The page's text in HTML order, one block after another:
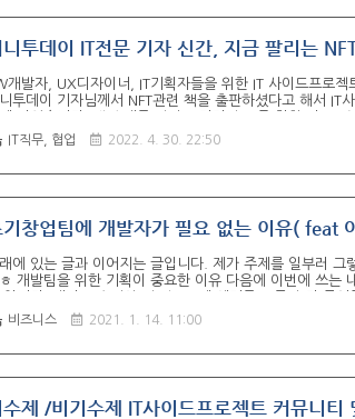
니투데이 IT전문 기자 신간, 지금 팔리는
개발자, UX디자이너, IT기획자들을 위한 IT 사이드프로
투데이 기자님께서 NFT관련 책을 출판하셨다고 해서 IT
는 하지만 제 주위에 있는 NFT 강사님들조차도 이 책 저
신뢰도와 인지도가 받쳐주시는 작가님입니다. NFT라고
IT직무, 협업 2022. 4. 30. 22:50
창업팀에 개발자가 필요 없는 이유( feat
에 있는 글과 이어지는 글입니다. 제가 주제를 일부러
ㅎ 개발팀을 위한 기획이 중요한 이유 다음에 이번에 쓰는
교육 프로그램) 1. 이상적인 프로세스이 작동하기 위한
대한 개발팀의 인식 한 가지 착각하지 않았으면 좋겠는
비즈니스 2021. 1. 14. 11:00
수제 /비기수제 IT사이드프로젝트 커뮤니티